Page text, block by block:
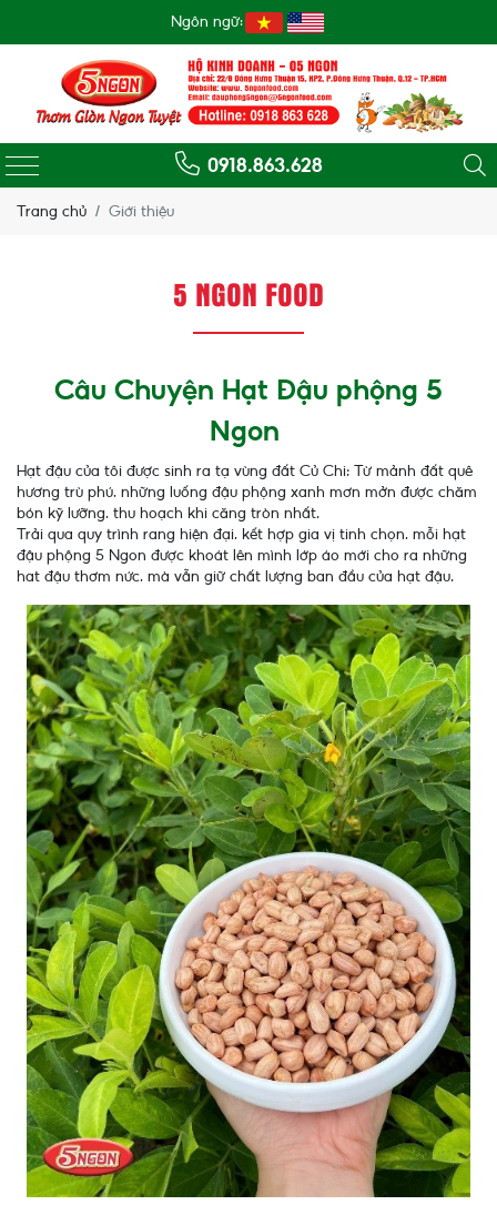
Ngôn ngữ:
0918.863.628
Trang chủ Giới thiệu
5 NGON FOOD
Câu Chuyện Hạt Đậu phộng 5
Ngon
Hạt đậu của tôi được sinh ra tạ vùng đất Củ Chi; Từ mảnh đất quê
hương trù phú, những luống đậu phộng xanh mơn mởn được chăm
bón kỹ lưỡng, thu hoạch khi căng tròn nhất.
Trải qua quy trình rang hiện đại, kết hợp gia vị tinh chọn, mỗi hạt
đậu phộng 5 Ngon được khoát lên mình lớp áo mới cho ra những
hat đậu thơm nức, mà vẫn giữ chất lượng ban đầu của hạt đậu.